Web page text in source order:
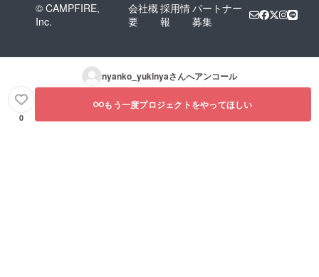
© CAMPFIRE,
Inc.
会社概
要
採用情
報
パートナー
募集
nyanko_yukinyaさんへアンコール
0
もう一度プロジェクトをやってほしい